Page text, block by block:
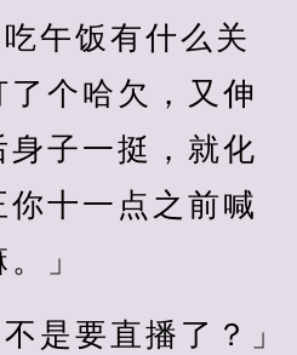
吃午饭有什么关
个哈欠，又伸
子一挺，就化
十一点之前喊
」
是要直播了？」